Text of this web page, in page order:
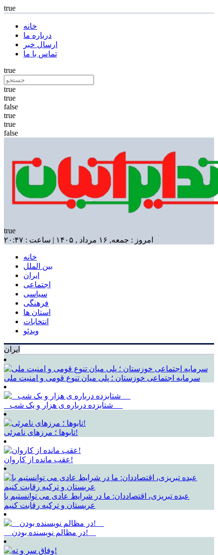
true
خانه
درباره ما
ارسال خبر
تماس با ما
true
true
true
false
true
true
false
true
امروز : جمعه, ۱۶ مرداد , ۱۴۰۵ | ساعت : ۲۰:۴۷
خانه
بین الملل
ایران
اجتماعی
سیاسی
فرهنگی
استان ها
انتخابات
ویدئو
ایران
سرمایه اجتماعی خوزستان ؛ پلی میان تنوع قومی و امنیت ملی
تابوها ؛ مرزهای نامرئی!
عقب مانده از کاروان!
عبده تبریزی، اقتصاددان: ما در شرایط عادی می توانستیم با
عربستان و ترکیه رقابت کنیم
__در مظالم نویسنده بودن!__